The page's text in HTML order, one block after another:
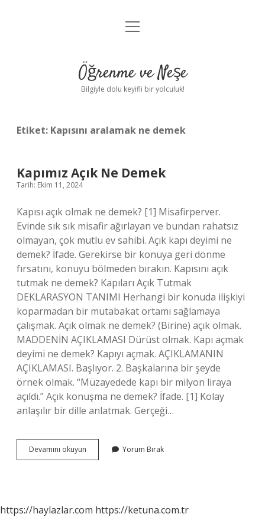
Anasayfa
Yasal Uyarı
menüyü
Öğrenme ve Neşe
Bilgiyle dolu keyifli bir yolculuk!
Etiket: Kapısını aralamak ne demek
Kapımız Açık Ne Demek
Tarih: Ekim 11, 2024
Kapısı açık olmak ne demek? [1] Misafirperver.
Evinde sık sık misafir ağırlayan ve bundan rahatsız
olmayan, çok mutlu ev sahibi. Açık kapı deyimi ne
demek? İfade. Gerekirse bir konuya geri dönme
fırsatını, konuyu bölmeden bırakın. Kapısını açık
tutmak ne demek? Kapıları Açık Tutmak
DEKLARASYON TANIMI Herhangi bir konuda ilişkiyi
koparmadan bir mutabakat ortamı sağlamaya
çalışmak. Açık olmak ne demek? (Birine) açık olmak.
MADDENİN AÇIKLAMASI Dürüst olmak. Kapı açmak
deyimi ne demek? Kapıyı açmak. AÇIKLAMANIN
AÇIKLAMASI. Başlıyor. 2. Başkalarına bir şeyde
örnek olmak. “Müzayedede kapı bir milyon liraya
açıldı.” Açık konuşma ne demek? İfade. [1] Kolay
anlaşılır bir dille anlatmak. Gerçeği…
Devamını okuyun Kapımız
Açık
Yorum Bırak
https://haylazlar.com https://ketuna.com.tr